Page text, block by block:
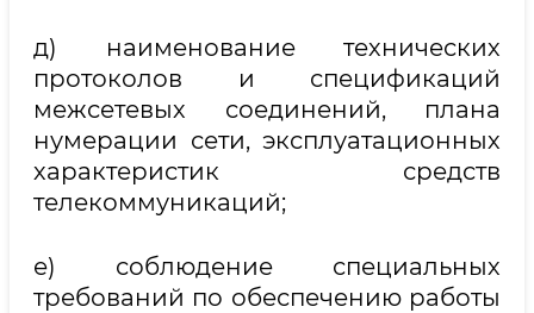
д) наименование технических
протоколов и спецификаций
межсетевых соединений, плана
нумерации сети, эксплуатационных
характеристик средств
телекоммуникаций;
е) соблюдение специальных
требований по обеспечению работы